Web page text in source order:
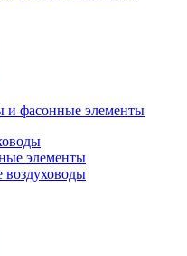
и фасонные элементы
элементы
воздуховоды